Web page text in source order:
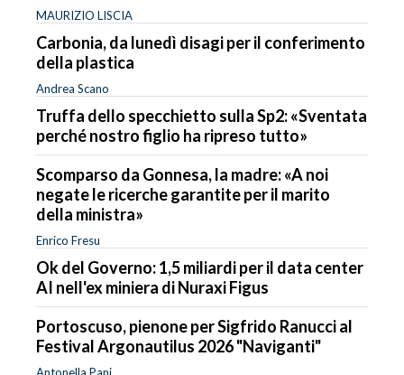
MAURIZIO LISCIA
Carbonia, da lunedì disagi per il conferimento
della plastica
Andrea Scano
Truffa dello specchietto sulla Sp2: «Sventata
perché nostro figlio ha ripreso tutto»
Scomparso da Gonnesa, la madre: «A noi
negate le ricerche garantite per il marito
della ministra»
Enrico Fresu
Ok del Governo: 1,5 miliardi per il data center
AI nell'ex miniera di Nuraxi Figus
Portoscuso, pienone per Sigfrido Ranucci al
Festival Argonautilus 2026 "Naviganti"
Antonella Pani